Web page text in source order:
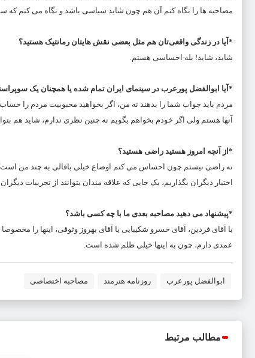
مصاحبه ها را نگاه کنم آن هم چون شاید سیاسی باشد و نگاه می کنم که
*آیا در زندگی واقعی‌تان هم مثل بعضی نقش‌ هایتان رمانتیک هستید؟
شاید، شاید! بله احساسی هستم.
*آیا ابوالفضل پورعرب در سینمای ایران تمام شده یا همچنان یک
مردم باید جواب شما را بدهند نه من، اگر بخواهید محبوبیت مردم را
آنها هستم ولی اگر خودم بخواهم بگویم نه چنین نظری ندارم، شاید هم
*از آنچه امروز هستید راضی هستید؟
نه راضی نیستم چون احساس می کنم اوضاع خیلی باقالی به چند من است!
اختیار دیگران بگذاریم، یک جایی که علاقه مندان بتوانند از تجربیات
*پیشنهاد می دهید مصاحبه بعدی ما با چه کسی باشد؟
با آقای فردین، آقای خسرو شکیبایی یا آقای بهروز وثوقی، اینها را
عمدی دارم، چون به اینها خیلی ظلم شده است.
ابوالفضل پورعرب روزنامه هنرمند مصاحبه اختصاصی
مطالب مرتبط